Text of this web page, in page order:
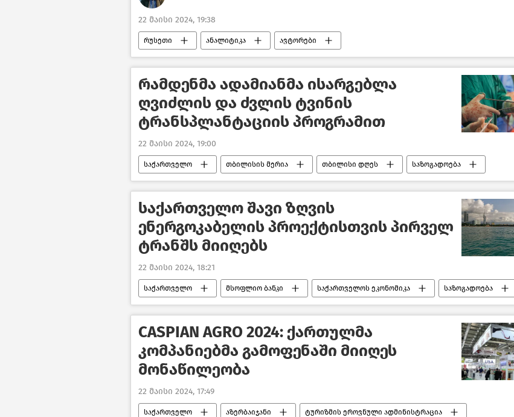
22 მაისი 2024, 19:38
რუსეთი ანალიტიკა ავტორები
რამდენმა ადამიანმა ისარგებლა
ღვიძლის და ძვლის ტვინის
ტრანსპლანტაციის პროგრამით
22 მაისი 2024, 19:00
საქართველო თბილისის მერია თბილისი დღეს საზოგადოება
ჯანდაცვა საქართველოში ახალი ამბები
საქართველო შავი ზღვის
ენერგოკაბელის პროექტისთვის პირველ
ტრანშს მიიღებს
22 მაისი 2024, 18:21
საქართველო მსოფლიო ბანკი საქართველოს ეკონომიკა საზოგადოება
ახალი ამბები
CASPIAN AGRO 2024: ქართულმა
კომპანიებმა გამოფენაში მიიღეს
მონაწილეობა
22 მაისი 2024, 17:49
საქართველო აზერბაიჯანი ტურიზმის ეროვნული ადმინისტრაცია